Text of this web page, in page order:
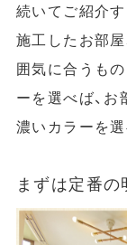
続いてご紹介
施工したお部
囲気に合うも
ーを選べば、お
濃いカラーを選
まずは定番